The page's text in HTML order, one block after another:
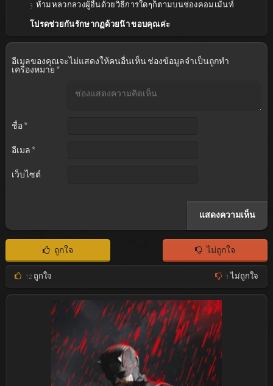
3. ห้ามหลวกลวงผู้อื่นด้วยวิธีการใดๆก็ตามบนช่องคอมเม้นท์
โปรดช่วยกันรักษากฏด้วยน๊า ขอบคุณค่ะ
อีเมลของคุณจะไม่แสดงให้คนอื่นเห็น ช่องข้อมูลจำเป็นถูกทำ
เครื่องหมาย *
ชื่อ *
อีเมล *
เว็บไซต์
ถูกใจ ไม่ถูกใจ
12 ถูกใจ 1 ไม่ถูกใจ